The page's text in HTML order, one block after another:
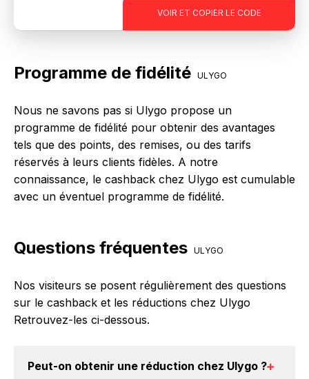
VOIR ET COPIER LE CODE
Programme de fidélité ULYGO
Nous ne savons pas si Ulygo propose un
programme de fidélité pour obtenir des avantages
tels que des points, des remises, ou des tarifs
réservés à leurs clients fidèles. A notre
connaissance, le cashback chez Ulygo est cumulable
avec un éventuel programme de fidélité.
Questions fréquentes ULYGO
Nos visiteurs se posent régulièrement des questions
sur le cashback et les réductions chez Ulygo
Retrouvez-les ci-dessous.
Peut-on obtenir une réduction chez Ulygo ?